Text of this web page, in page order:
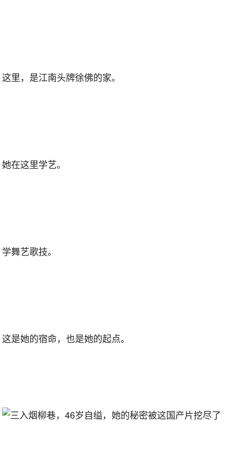
这里，是江南头牌徐佛的家。
她在这里学艺。
学舞艺歌技。
这是她的宿命，也是她的起点。